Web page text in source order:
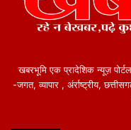
खबरभूमि एक प्रादेशिक न्यूज़
-जगत, व्यापार , अंर्राष्ट्रीय,